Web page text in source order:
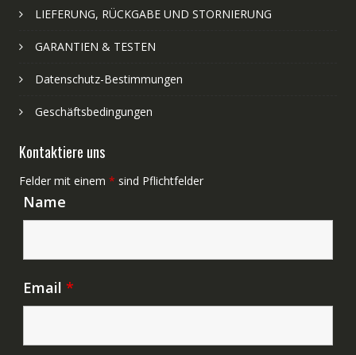
LIEFERUNG, RÜCKGABE UND STORNIERUNG
GARANTIEN & TESTEN
Datenschutz-Bestimmungen
Geschäftsbedingungen
Kontaktiere uns
Felder mit einem * sind Pflichtfelder
Name
Email *